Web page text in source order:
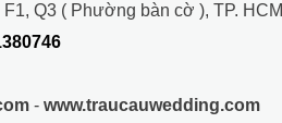
Q3 ( Phường bàn cờ ), TP. HCM
- www.traucauwedding.com